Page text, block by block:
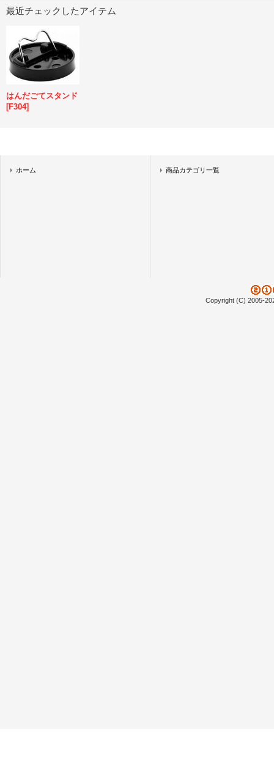
最近チェックしたアイテム
はんだごてスタンド
[F304]
ホーム 商品カテゴリ一覧
Copyright (C) 2005-